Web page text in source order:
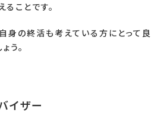
ことです。
身の終活も考えている方にとって良
う。
イザー